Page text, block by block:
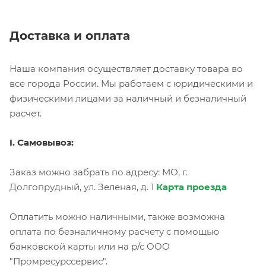
Доставка и оплата
Наша компания осуществляет доставку товара во
все города России. Мы работаем с юридическими и
физическими лицами за наличный и безналичный
расчет.
I. Самовывоз:
Заказ можно забрать по адресу: МО, г.
Долгопрудный, ул. Зеленая, д. 1 Карта проезда
Оплатить можно наличными, также возможна
оплата по безналичному расчету с помощью
банковской карты или на р/с ООО
"Промресурссервис".